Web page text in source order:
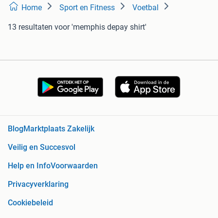
Home Sport en Fitness Voetbal
13 resultaten voor 'memphis depay shirt'
BlogMarktplaats Zakelijk
Veilig en Succesvol
Help en InfoVoorwaarden
Privacyverklaring
Cookiebeleid